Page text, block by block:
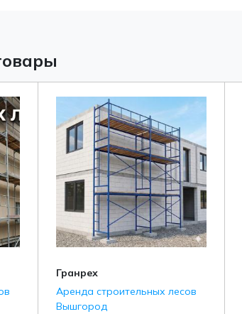
Гранрех
Аренда строительных лесов
Вышгород